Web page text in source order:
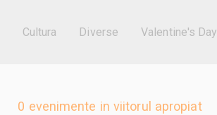
Cultura Diverse Valentine's Day
0 evenimente in viitorul apropiat